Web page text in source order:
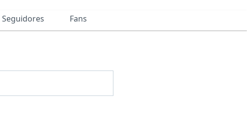
Seguidores Fans